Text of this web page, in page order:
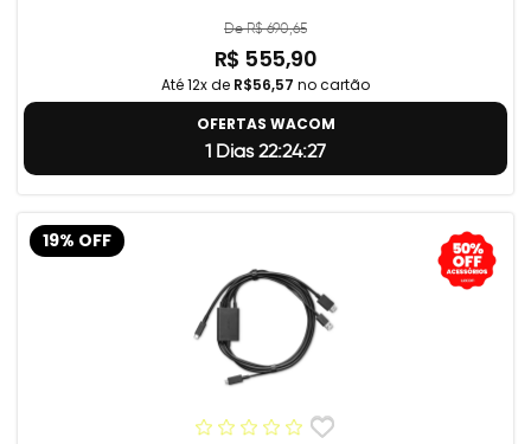
De R$ 690,65
R$ 555,90
Até 12x de R$56,57 no cartão
OFERTAS WACOM
1 Dias 22:24:26
19% OFF